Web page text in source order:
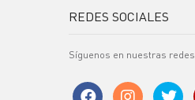
REDES SOCIALES
Síguenos en nuestras redes